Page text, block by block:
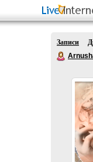
Записи